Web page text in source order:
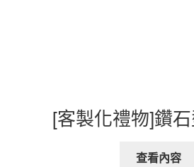
[客製化禮物]鑽
查看內容